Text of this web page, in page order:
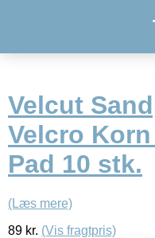
Velcut
Velcro
Pad 10 stk.
(Læs mere)
89 kr. (Vis fragtpris)